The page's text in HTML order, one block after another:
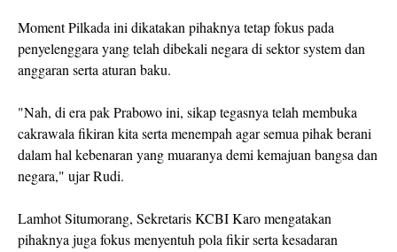
Moment Pilkada ini dikatakan pihaknya tetap fokus pada
penyelenggara yang telah dibekali negara di sektor system dan
anggaran serta aturan baku.
"Nah, di era pak Prabowo ini, sikap tegasnya telah membuka
cakrawala fikiran kita serta menempah agar semua pihak berani
dalam hal kebenaran yang muaranya demi kemajuan bangsa dan
negara," ujar Rudi.
Lamhot Situmorang, Sekretaris KCBI Karo mengatakan
pihaknya juga fokus menyentuh pola fikir serta kesadaran